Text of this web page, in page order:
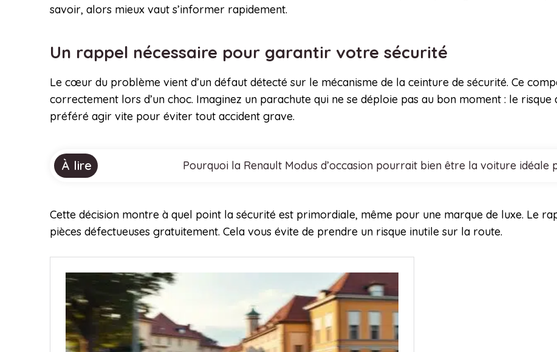
savoir, alors mieux vaut s’informer rapidement.
Un rappel nécessaire pour garantir votre sécurité
Le cœur du problème vient d’un défaut détecté sur le mécanisme de la ceinture de sécurité. Ce
correctement lors d’un choc. Imaginez un parachute qui ne se déploie pas au bon moment : le
préféré agir vite pour éviter tout accident grave.
À lire Pourquoi la Renault Modus d’occasion pourrait bien être la voiture idéale
Cette décision montre à quel point la sécurité est primordiale, même pour une marque de luxe. Le
pièces défectueuses gratuitement. Cela vous évite de prendre un risque inutile sur la route.